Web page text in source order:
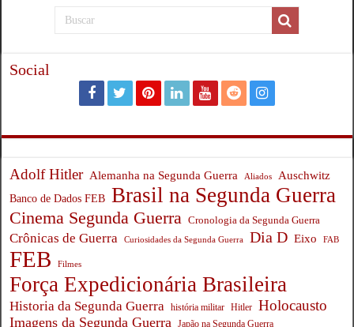
Social
Adolf Hitler Alemanha na Segunda Guerra Aliados Auschwitz
Banco de Dados FEB Brasil na Segunda Guerra
Cinema Segunda Guerra Cronologia da Segunda Guerra
Crônicas de Guerra Curiosidades da Segunda Guerra Dia D Eixo FAB
FEB Filmes
Força Expedicionária Brasileira
Historia da Segunda Guerra história militar Hitler Holocausto
Imagens da Segunda Guerra Japão na Segunda Guerra